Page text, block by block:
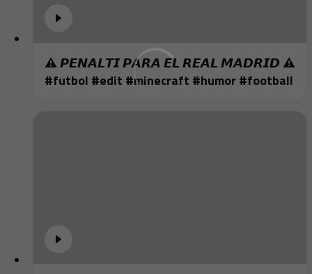
⚠️ 𝙋𝙀𝙉𝘼𝙇𝙏𝙄 𝙋𝘼𝙍𝘼 𝙀𝙇 𝙍𝙀𝘼𝙇 𝙈𝘼𝘿𝙍𝙄𝘿 ⚠️
#futbol #edit #minecraft #humor #football